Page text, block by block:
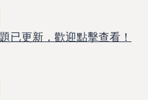
已更新，歡迎點擊查看！